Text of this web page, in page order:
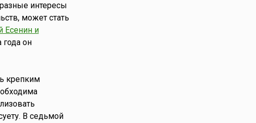
интересы
может стать
Есенин и
он
крепким
В седьмой